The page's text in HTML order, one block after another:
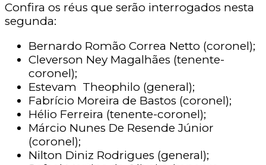
Confira os réus que serão interrogados nesta
segunda:
Bernardo Romão Correa Netto (coronel);
Cleverson Ney Magalhães (tenente-
coronel);
Estevam Theophilo (general);
Fabrício Moreira de Bastos (coronel);
Hélio Ferreira (tenente-coronel);
Márcio Nunes De Resende Júnior
(coronel);
Nilton Diniz Rodrigues (general);